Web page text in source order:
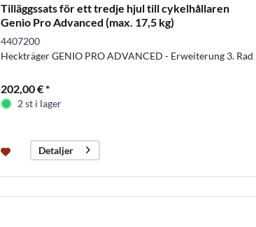
Tilläggssats för ett tredje hjul till cykelhållaren
Genio Pro Advanced (max. 17,5 kg)
4407200
Heckträger GENIO PRO ADVANCED - Erweiterung 3. Rad
202,00 € *
2 st i lager
Detaljer